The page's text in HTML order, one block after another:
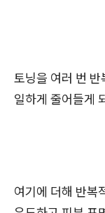
토닝을 여러 번
일하게 줄어들게
여기에 더해 반복